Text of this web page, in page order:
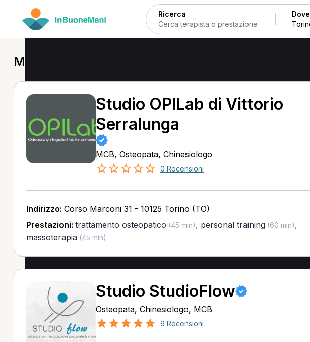
Ricerca Dove
MCB a Torino
Studio OPILab di Vittorio
Serralunga
MCB, Osteopata, Chinesiologo
0 Recensioni
Indirizzo: Corso Marconi 31 - 10125 Torino (TO)
Prestazioni: trattamento osteopatico (45 min), personal training(60 min),
massoterapia(45 min)
Studio StudioFlow
Osteopata, Chinesiologo, MCB
6 Recensioni